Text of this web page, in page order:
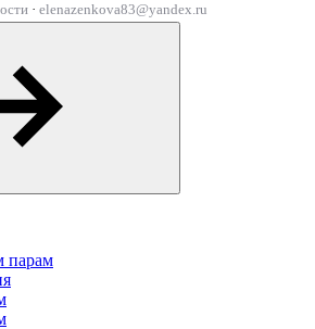
· elenazenkova83@yandex.ru
парам